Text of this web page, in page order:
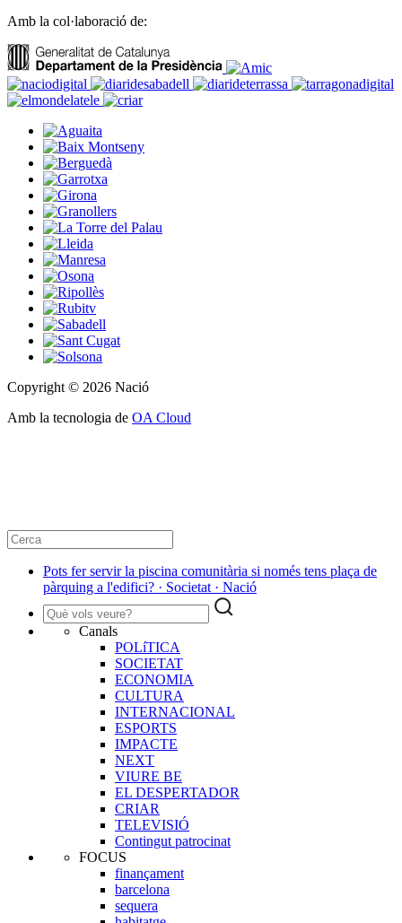
Amb la col·laboració de:
Copyright © 2026 Nació
Amb la tecnologia de OA Cloud
Pots fer servir la piscina comunitària si només tens plaça de
pàrquing a l'edifici? · Societat · Nació
Canals
POLíTICA
SOCIETAT
ECONOMIA
CULTURA
INTERNACIONAL
ESPORTS
IMPACTE
NEXT
VIURE BE
EL DESPERTADOR
CRIAR
TELEVISIÓ
Contingut patrocinat
FOCUS
finançament
barcelona
sequera